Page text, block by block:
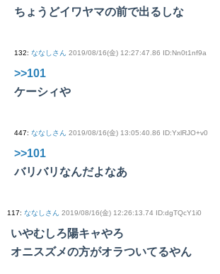
ちょうどイワヤマの前で出るしな
132: ななしさん 2019/08/16(金) 12:27:47.86 ID:Nn0t1nf9a
>>101
ケーシィや
447: ななしさん 2019/08/16(金) 13:05:40.86 ID:YxlRJO+v0
>>101
バリバリなんだよなあ
117: ななしさん 2019/08/16(金) 12:26:13.74 ID:dgTQcY1i0
いやむしろ陽キャやろ
オニスズメの方がオラついてるやん